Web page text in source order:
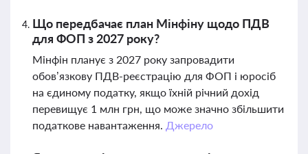
Що передбачає план Мінфіну щодо ПДВ
для ФОП з 2027 року?
Мінфін планує з 2027 року запровадити
обов’язкову ПДВ-реєстрацію для ФОП і юросіб
на єдиному податку, якщо їхній річний дохід
перевищує 1 млн грн, що може значно збільшити
податкове навантаження. Джерело